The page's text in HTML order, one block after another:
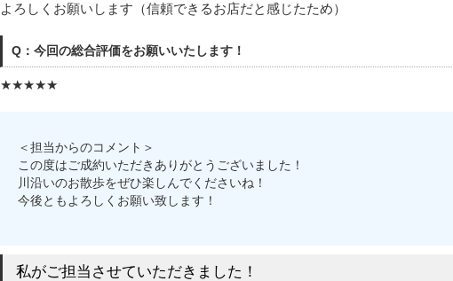
よろしくお願いします（信頼できるお店だと感じたため）
Q：今回の総合評価をお願いいたします！
★★★★★
＜担当からのコメント＞
この度はご成約いただきありがとうございました！
川沿いのお散歩をぜひ楽しんでくださいね！
今後ともよろしくお願い致します！
私がご担当させていただきました！